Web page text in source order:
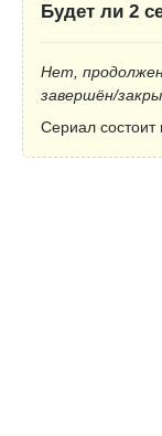
Будет ли 2
Нет,
завершён/
Сериал состоит